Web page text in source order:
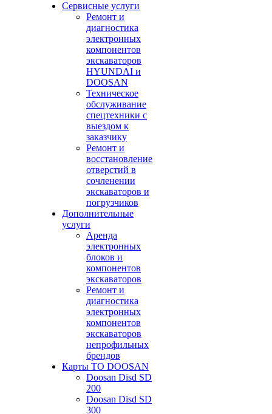
Сервисные услуги
Ремонт и
диагностика
электронных
компонентов
экскаваторов
HYUNDAI и
DOOSAN
Техническое
обслуживание
спецтехники с
выездом к
заказчику
Ремонт и
восстановление
отверстий в
сочленении
экскаваторов и
погрузчиков
Дополнительные
услуги
Аренда
электронных
блоков и
компонентов
экскаваторов
Ремонт и
диагностика
электронных
компонентов
экскаваторов
непрофильных
брендов
Карты ТО DOOSAN
Doosan Disd SD
200
Doosan Disd SD
300